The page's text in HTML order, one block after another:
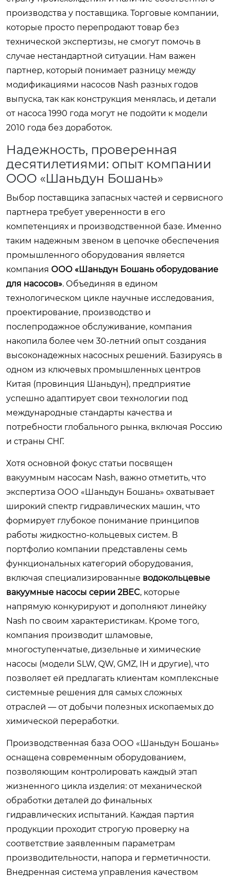
производства у поставщика. Торговые компании,
которые просто перепродают товар без
технической экспертизы, не смогут помочь в
случае нестандартной ситуации. Нам важен
партнер, который понимает разницу между
модификациями насосов Nash разных годов
выпуска, так как конструкция менялась, и детали
от насоса 1990 года могут не подойти к модели
2010 года без доработок.
Надежность, проверенная
десятилетиями: опыт компании
OOO «Шаньдун Бошань»
Выбор поставщика запасных частей и сервисного
партнера требует уверенности в его
компетенциях и производственной базе. Именно
таким надежным звеном в цепочке обеспечения
промышленного оборудования является
компания ООО «Шаньдун Бошань оборудование
для насосов». Объединяя в едином
технологическом цикле научные исследования,
проектирование, производство и
послепродажное обслуживание, компания
накопила более чем 30-летний опыт создания
высоконадежных насосных решений. Базируясь в
одном из ключевых промышленных центров
Китая (провинция Шаньдун), предприятие
успешно адаптирует свои технологии под
международные стандарты качества и
потребности глобального рынка, включая Россию
и страны СНГ.
Хотя основной фокус статьи посвящен
вакуумным насосам Nash, важно отметить, что
экспертиза ООО «Шаньдун Бошань» охватывает
широкий спектр гидравлических машин, что
формирует глубокое понимание принципов
работы жидкостно-кольцевых систем. В
портфолио компании представлены семь
функциональных категорий оборудования,
включая специализированные водокольцевые
вакуумные насосы серии 2BEC, которые
напрямую конкурируют и дополняют линейку
Nash по своим характеристикам. Кроме того,
компания производит шламовые,
многоступенчатые, дизельные и химические
насосы (модели SLW, QW, GMZ, IH и другие), что
позволяет ей предлагать клиентам комплексные
системные решения для самых сложных
отраслей — от добычи полезных ископаемых до
химической переработки.
Производственная база ООО «Шаньдун Бошань»
оснащена современным оборудованием,
позволяющим контролировать каждый этап
жизненного цикла изделия: от механической
обработки деталей до финальных
гидравлических испытаний. Каждая партия
продукции проходит строгую проверку на
соответствие заявленным параметрам
производительности, напора и герметичности.
Внедренная система управления качеством